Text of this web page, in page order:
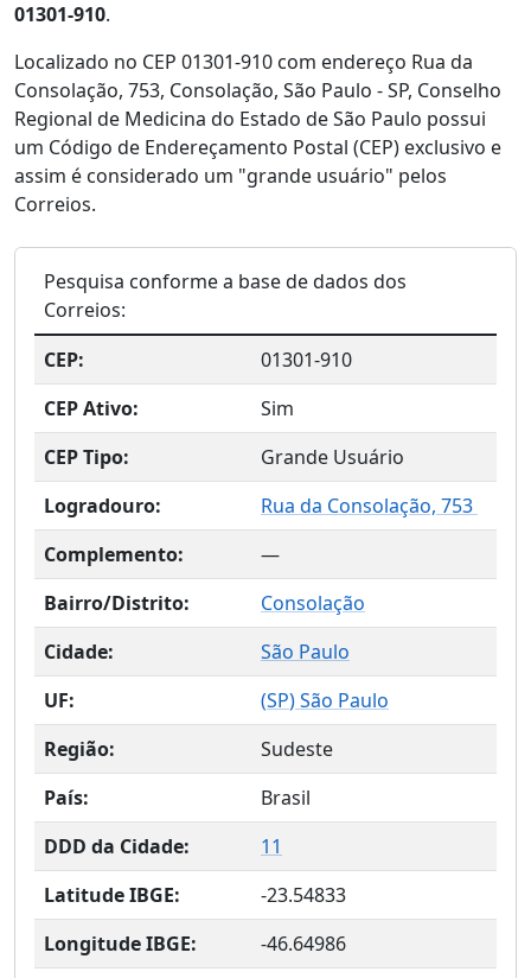
01301-910.
Localizado no CEP 01301-910 com endereço Rua da
Consolação, 753, Consolação, São Paulo - SP, Conselho
Regional de Medicina do Estado de São Paulo possui
um Código de Endereçamento Postal (CEP) exclusivo e
assim é considerado um "grande usuário" pelos
Correios.
Pesquisa conforme a base de dados dos
Correios:
CEP:
01301-910
CEP Ativo:
Sim
CEP Tipo:
Grande Usuário
Logradouro:
Rua da Consolação, 753
Complemento:
—
Bairro/Distrito:
Consolação
Cidade:
São Paulo
UF:
(SP) São Paulo
Região:
Sudeste
País:
Brasil
DDD da Cidade:
11
Latitude IBGE:
-23.54833
Longitude IBGE:
-46.64986